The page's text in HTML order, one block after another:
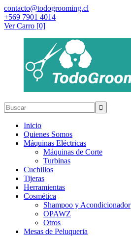
contacto@todogrooming.cl
+569 7901 4014
Ver Carro [0]
Inicio
Quienes Somos
Máquinas Eléctricas
Máquinas de Corte
Turbinas
Cuchillos
Tijeras
Herramientas
Cosmética
Shampoo y Acondicionador
OPAWZ
Otros
Mesas de Peluqueria